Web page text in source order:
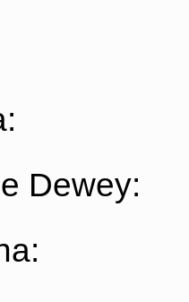
Dewey: